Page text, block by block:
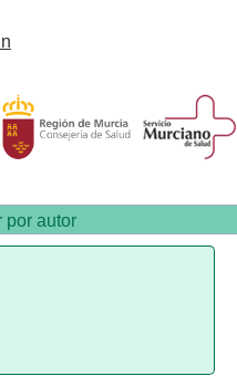
"Vaidya,
por autor